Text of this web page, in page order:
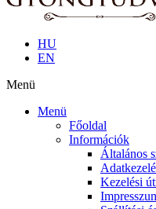
HU
EN
Menü
Menü
Főoldal
Információk
Általános
Kezelési